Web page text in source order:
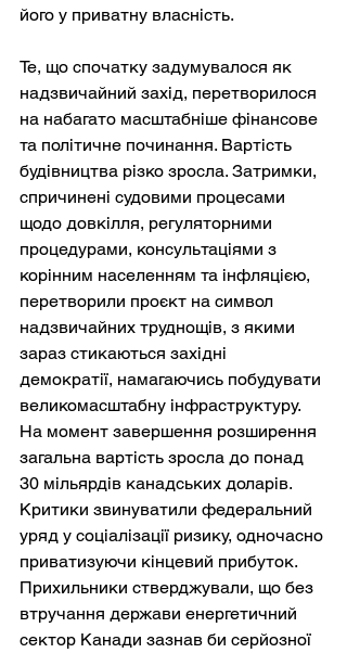
його у приватну власність.
Те, що спочатку задумувалося як
надзвичайний захід, перетворилося
на набагато масштабніше фінансове
та політичне починання. Вартість
будівництва різко зросла. Затримки,
спричинені судовими процесами
щодо довкілля, регуляторними
процедурами, консультаціями з
корінним населенням та інфляцією,
перетворили проєкт на символ
надзвичайних труднощів, з якими
зараз стикаються західні
демократії, намагаючись побудувати
великомасштабну інфраструктуру.
На момент завершення розширення
загальна вартість зросла до понад
30 мільярдів канадських доларів.
Критики звинуватили федеральний
уряд у соціалізації ризику, одночасно
приватизуючи кінцевий прибуток.
Прихильники стверджували, що без
втручання держави енергетичний
сектор Канади зазнав би серйозної